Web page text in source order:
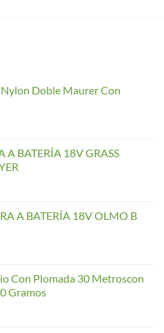
Doble Maurer Con
A BATERÍA 18V GRASS
A BATERÍA 18V OLMO B
Con Plomada 30 Metroscon
Gramos